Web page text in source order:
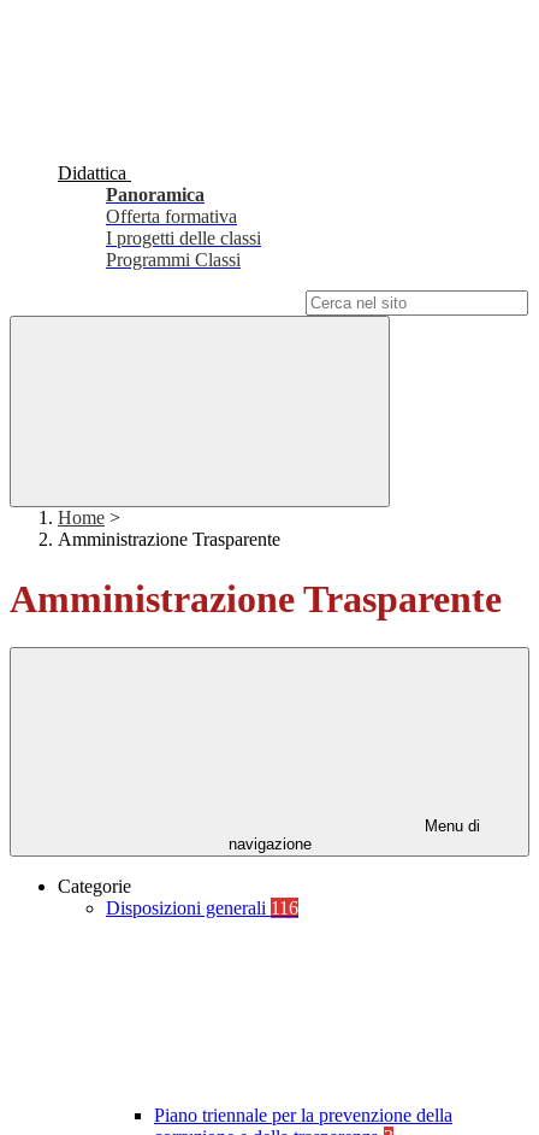
Didattica
Panoramica
Offerta formativa
I progetti delle classi
Programmi Classi
Home >
Amministrazione Trasparente
Amministrazione Trasparente
Menu di
navigazione
Categorie
Disposizioni generali 116
Piano triennale per la prevenzione della